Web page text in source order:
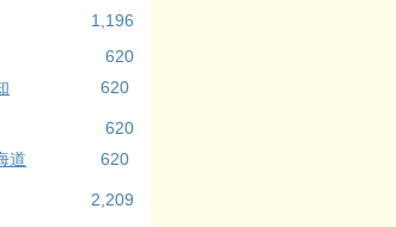
1,196
620
620
620
道
620
2,209